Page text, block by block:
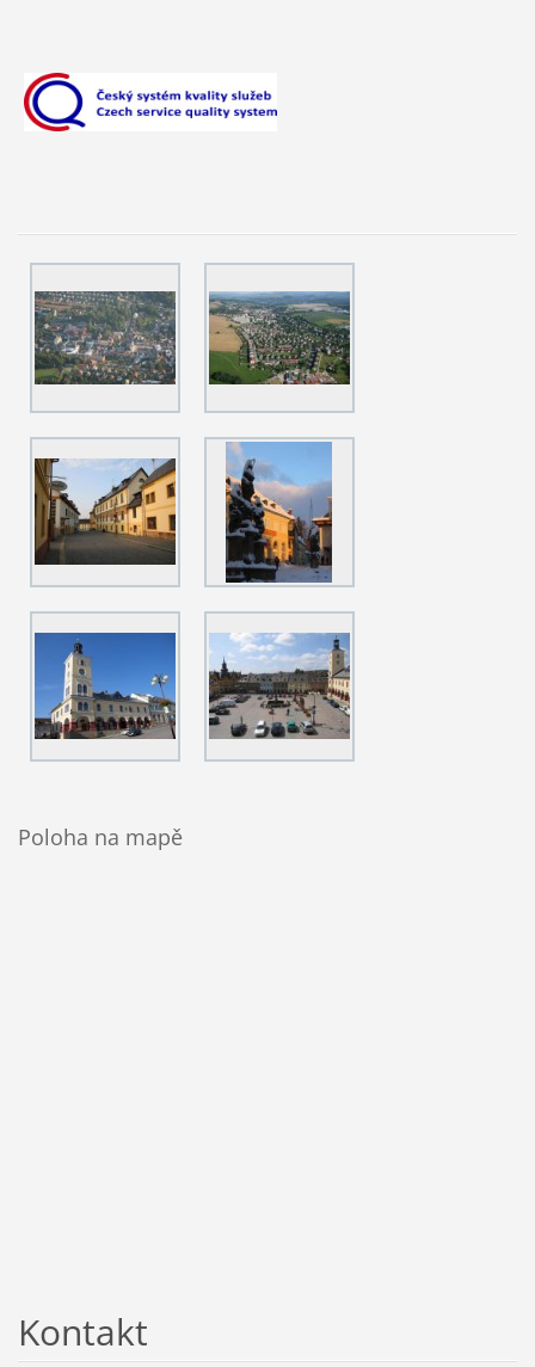
Poloha na mapě
Kontakt